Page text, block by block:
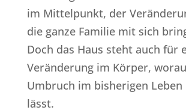
im Mittelpunkt, der
die ganze Familie mit sich
Doch das Haus steht auch für
Veränderung im Körper,
Umbruch im bisherigen Leben
lässt.